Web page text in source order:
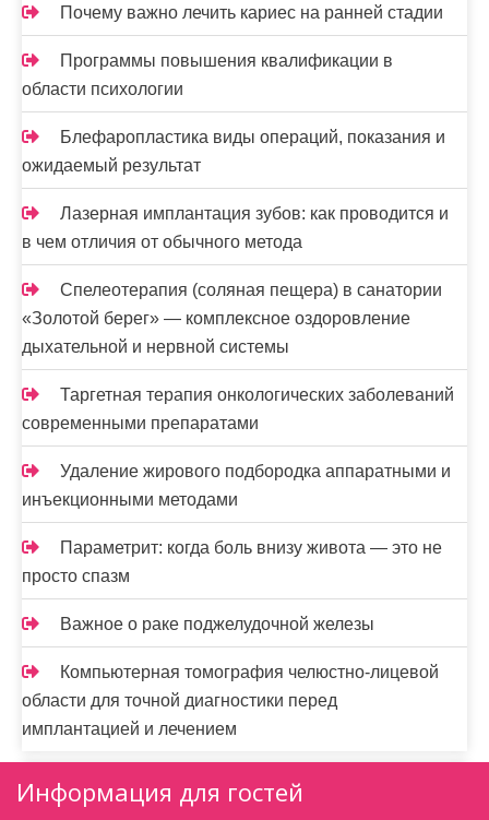
Почему важно лечить кариес на ранней стадии
Программы повышения квалификации в
области психологии
Блефаропластика виды операций, показания и
ожидаемый результат
Лазерная имплантация зубов: как проводится и
в чем отличия от обычного метода
Спелеотерапия (соляная пещера) в санатории
«Золотой берег» — комплексное оздоровление
дыхательной и нервной системы
Таргетная терапия онкологических заболеваний
современными препаратами
Удаление жирового подбородка аппаратными и
инъекционными методами
Параметрит: когда боль внизу живота — это не
просто спазм
Важное о раке поджелудочной железы
Компьютерная томография челюстно-лицевой
области для точной диагностики перед
имплантацией и лечением
Информация для гостей